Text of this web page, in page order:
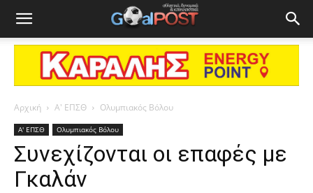
Αρχική Α' ΕΠΣΘ Ολυμπιακός Βόλου
Α' ΕΠΣΘ Ολυμπιακός Βόλου
Συνεχίζονται οι επαφές με
Γκαλάν